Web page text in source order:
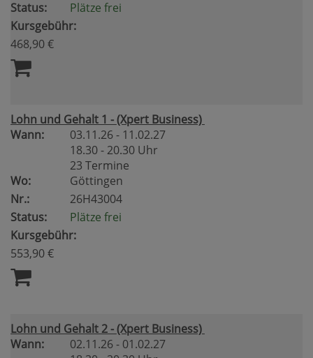
Status:
Plätze frei
Kursgebühr:
468,90 €
Lohn und Gehalt 1 - (Xpert Business)
Wann:
03.11.26 - 11.02.27
18.30 - 20.30 Uhr
23 Termine
Wo:
Göttingen
Nr.:
26H43004
Status:
Plätze frei
Kursgebühr:
553,90 €
Lohn und Gehalt 2 - (Xpert Business)
Wann:
02.11.26 - 01.02.27